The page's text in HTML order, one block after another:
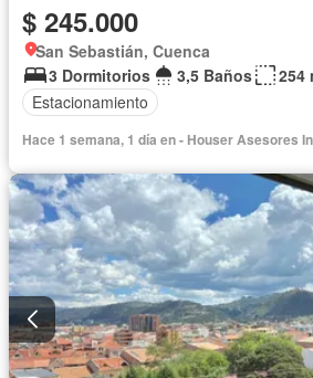
$ 245.000
San Sebastián, Cuenca
3 Dormitorios
3,5 Baños
254
Estacionamiento
Hace 1 semana, 1 día en - Houser Asesores